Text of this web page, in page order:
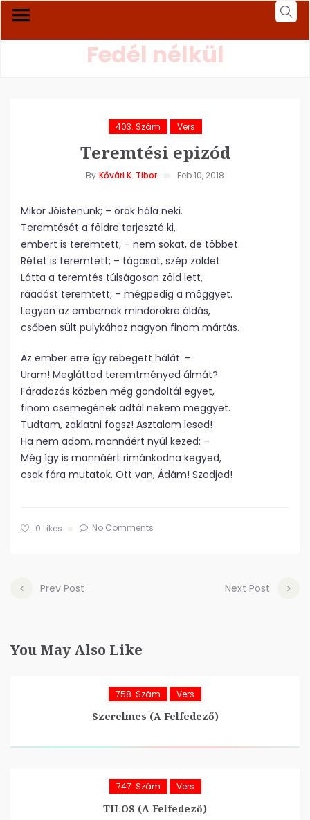
Fedél nélkül
403. Szám Vers
Teremtési epizód
By Kővári K. Tibor Feb 10, 2018
Mikor Jóistenünk; – örök hála neki.
Teremtését a földre terjeszté ki,
embert is teremtett; – nem sokat, de többet.
Rétet is teremtett; – tágasat, szép zöldet.
Látta a teremtés túlságosan zöld lett,
ráadást teremtett; – mégpedig a möggyet.
Legyen az embernek mindörökre áldás,
csőben sült pulykához nagyon finom mártás.
Az ember erre így rebegett hálát: –
Uram! Megláttad teremtményed álmát?
Fáradozás közben még gondoltál egyet,
finom csemegének adtál nekem meggyet.
Tudtam, zaklatni fogsz! Asztalom lesed!
Ha nem adom, mannáért nyúl kezed: –
Még így is mannáért rimánkodna kegyed,
csak fára mutatok. Ott van, Ádám! Szedjed!
0 Likes No Comments
Prev Post Next Post
You May Also Like
758. Szám Vers
Szerelmes (A Felfedező)
747. Szám Vers
TILOS (A Felfedező)